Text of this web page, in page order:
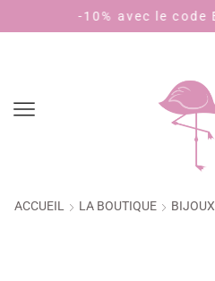
avec le code BIENVENUE
ACCUEIL LA BOUTIQUE BIJOUX